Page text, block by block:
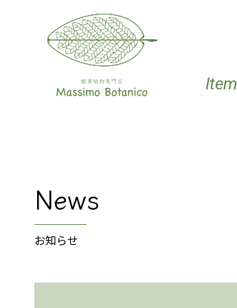
Item
News
お知らせ